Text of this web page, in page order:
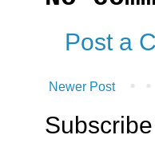
Post a
Newer Post